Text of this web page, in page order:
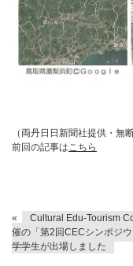
（両丹日日新聞社提供・無
前回の記事はこちら
«
Cultural Edu-Tourism
催の「第2回CECシンポジ
学学生が出場しました